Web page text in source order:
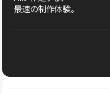
最速の制作体験。